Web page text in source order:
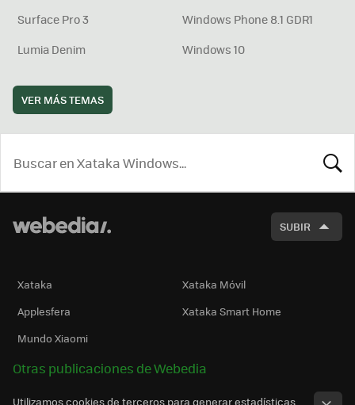
Surface Pro 3
Windows Phone 8.1 GDR1
Lumia Denim
Windows 10
VER MÁS TEMAS
SUBIR
Xataka
Xataka Móvil
Applesfera
Xataka Smart Home
Mundo Xiaomi
Otras publicaciones de Webedia
Utilizamos cookies de terceros para generar estadísticas